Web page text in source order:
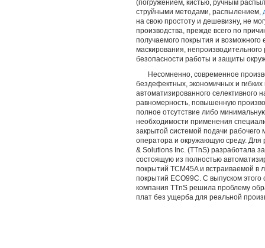
(погружением, кистью, ручным
струйными методами, распылением,
на свою простоту и дешевизну, не
производства, прежде всего по
получаемого покрытия и возможного
маскирования,
безопасности работы и защиты
Несомненно, современное
бездефектных, экономичных и
автоматизированного
равномерность, повышенную
полное отсутствие либо
необходимости применения
закрытой системой подачи
оператора и окружающую среду. Для
& Solutions Inc. (TTnS) разработала
состоящую из полностью
покрытий TCM45A и встраиваемой в
покрытий ECO99C. С выпуском
компания TTnS решила проблему
плат без ущерба для реальной